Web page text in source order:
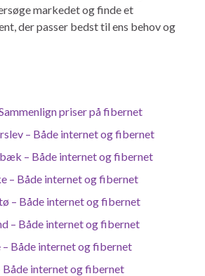
markedet og finde et
der passer bedst til ens behov og
priser på fibernet
– Både internet og fibernet
– Både internet og fibernet
– Både internet og fibernet
– Både internet og fibernet
– Både internet og fibernet
– Både internet og fibernet
Både internet og fibernet